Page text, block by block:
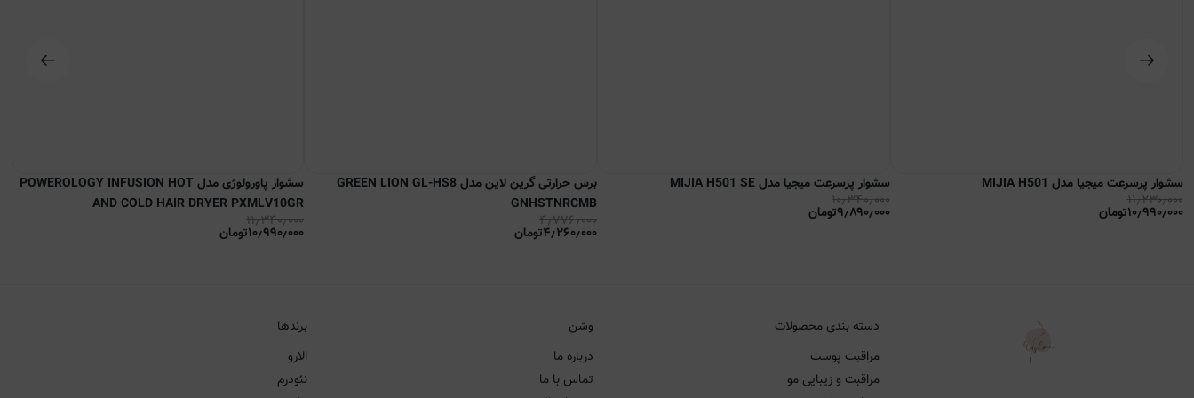
سشوار پرسرعت میجیا مدل MIJIA H501
۱۱٫۲۳۰٫۰۰۰
۱۰٫۹۹۰٫۰۰۰تومان
سشوار پرسرعت میجیا مدل MIJIA H501 SE
۱۰٫۳۴۰٫۰۰۰
۹٫۸۹۰٫۰۰۰تومان
برس حرارتی گرین لاین مدل GREEN LION GL-HS8
GNHSTNRCMB
۴٫۷۷۶٫۰۰۰
۴٫۲۶۰٫۰۰۰تومان
سشوار پاورولوژی مدل POWEROLOGY INFUSION HOT
AND COLD HAIR DRYER PXMLV10GR
۱۱٫۳۴۰٫۰۰۰
۱۰٫۹۹۰٫۰۰۰تومان
دسته بندی محصولات
مراقبت پوست
مراقبت و زیبایی مو
وشن
درباره ما
تماس با ما
برندها
الارو
نئودرم